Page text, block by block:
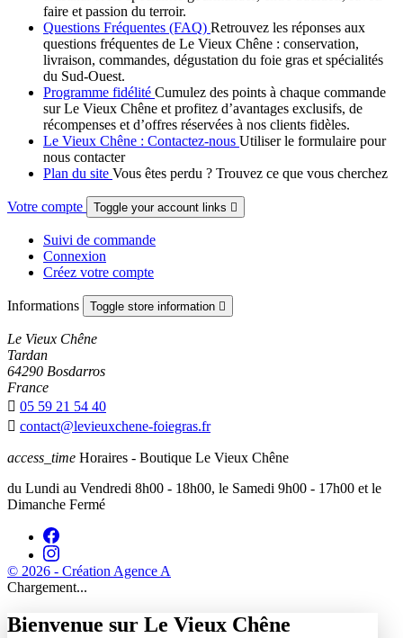
faire et passion du terroir.
Questions Fréquentes (FAQ) Retrouvez les réponses aux
questions fréquentes de Le Vieux Chêne : conservation,
livraison, commandes, dégustation du foie gras et spécialités
du Sud-Ouest.
Programme fidélité Cumulez des points à chaque commande
sur Le Vieux Chêne et profitez d’avantages exclusifs, de
récompenses et d’offres réservées à nos clients fidèles.
Le Vieux Chêne : Contactez-nous Utiliser le formulaire pour
nous contacter
Plan du site Vous êtes perdu ? Trouvez ce que vous cherchez
Votre compte Toggle your account links 
Suivi de commande
Connexion
Créez votre compte
Informations Toggle store information 
Le Vieux Chêne
Tardan
64290 Bosdarros
France
 05 59 21 54 40
 contact@levieuxchene-foiegras.fr
access_time Horaires - Boutique Le Vieux Chêne
du Lundi au Vendredi 8h00 - 18h00, le Samedi 9h00 - 17h00 et le
Dimanche Fermé
© 2026 - Création Agence A
Chargement...
Bienvenue sur Le Vieux Chêne